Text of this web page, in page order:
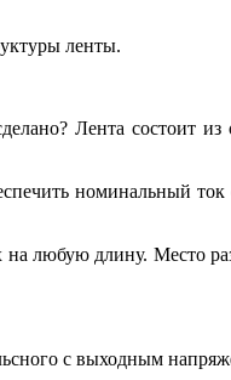
ленты.
Лента состоит из
номинальный
любую длину. Место
с выходным